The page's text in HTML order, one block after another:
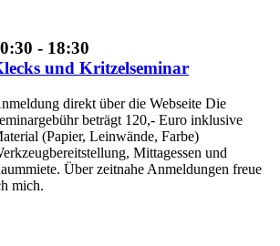
- 18:30
und Kritzelseminar
direkt über die Webseite Die
beträgt 120,- Euro inklusive
(Papier, Leinwände, Farbe)
Mittagessen und
Über zeitnahe Anmeldungen freue
mich.